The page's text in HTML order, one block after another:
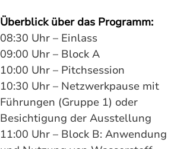
Überblick über das Programm:
08:30 Uhr – Einlass
09:00 Uhr – Block A
10:00 Uhr – Pitchsession
10:30 Uhr – Netzwerkpause mit
Führungen (Gruppe 1) oder
Besichtigung der Ausstellung
11:00 Uhr – Block B: Anwendung